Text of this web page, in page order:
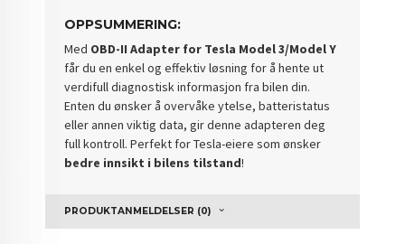
OPPSUMMERING:
Med OBD-II Adapter for Tesla Model 3/Model Y
får du en enkel og effektiv løsning for å hente ut
verdifull diagnostisk informasjon fra bilen din.
Enten du ønsker å overvåke ytelse, batteristatus
eller annen viktig data, gir denne adapteren deg
full kontroll. Perfekt for Tesla-eiere som ønsker
bedre innsikt i bilens tilstand!
PRODUKTANMELDELSER (0)